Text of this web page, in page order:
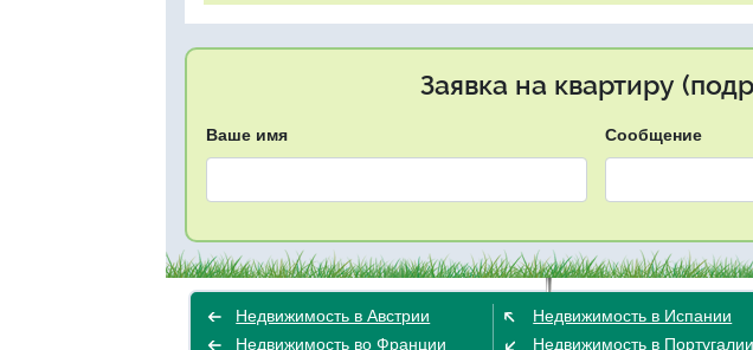
Заявка на квартиру
Ваше имя Сообщение
Недвижимость в Австрии
Недвижимость во Франции
Недвижимость в Испании
Недвижимость в Португалии